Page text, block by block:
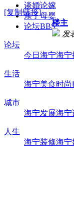
谈婚论嫁
亲子母婴
论坛BBS
论坛
今日海宁海宁
生活
海宁美食时尚
城市
海宁发展海宁
人生
海宁装修海宁
[复制链接]
楼主
发